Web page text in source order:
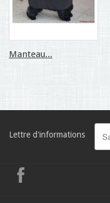
Manteau...
Lettre d'informations